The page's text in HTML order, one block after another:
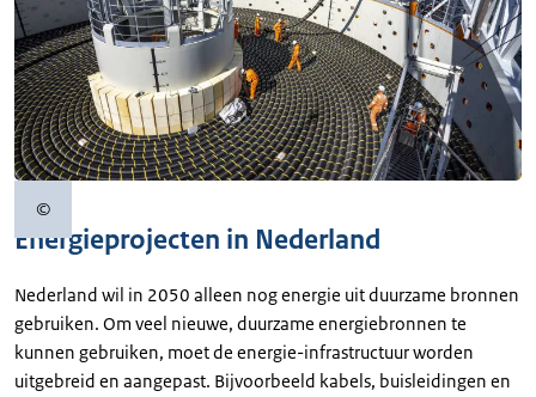
©Copyrightinformatie
Energieprojecten in Nederland
Nederland wil in 2050 alleen nog energie uit duurzame bronnen
gebruiken. Om veel nieuwe, duurzame energiebronnen te
kunnen gebruiken, moet de energie-infrastructuur worden
uitgebreid en aangepast. Bijvoorbeeld kabels, buisleidingen en